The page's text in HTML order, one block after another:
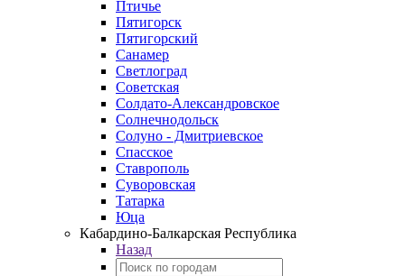
Птичье
Пятигорск
Пятигорский
Санамер
Светлоград
Советская
Солдато-Александровское
Солнечнодольск
Солуно - Дмитриевское
Спасское
Ставрополь
Суворовская
Татарка
Юца
Кабардино‑Балкарская Республика
Назад